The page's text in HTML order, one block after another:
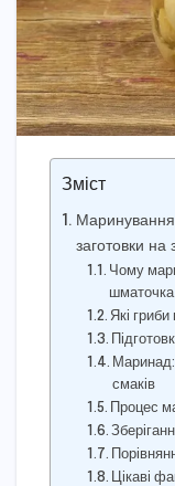
Зміст
Маринування
заготовки на
Чому
шматочка
Які
Маринад:
смаків
Процес
Цікаві